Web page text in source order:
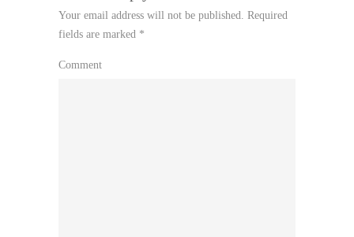
Your email address will not be published. Required
fields are marked *
Comment